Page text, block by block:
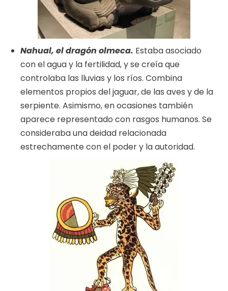
Nahual, el dragón olmeca. Estaba asociado
con el agua y la fertilidad, y se creía que
controlaba las lluvias y los ríos. Combina
elementos propios del jaguar, de las aves y de la
serpiente. Asimismo, en ocasiones también
aparece representado con rasgos humanos. Se
consideraba una deidad relacionada
estrechamente con el poder y la autoridad.